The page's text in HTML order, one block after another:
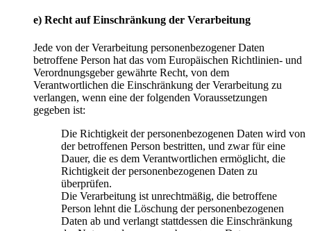
e) Recht auf Einschränkung der Verarbeitung
Jede von der Verarbeitung personenbezogener Daten
betroffene Person hat das vom Europäischen Richtlinien- und
Verordnungsgeber gewährte Recht, von dem
Verantwortlichen die Einschränkung der Verarbeitung zu
verlangen, wenn eine der folgenden Voraussetzungen
gegeben ist:
Die Richtigkeit der personenbezogenen Daten wird von
der betroffenen Person bestritten, und zwar für eine
Dauer, die es dem Verantwortlichen ermöglicht, die
Richtigkeit der personenbezogenen Daten zu
überprüfen.
Die Verarbeitung ist unrechtmäßig, die betroffene
Person lehnt die Löschung der personenbezogenen
Daten ab und verlangt stattdessen die Einschränkung